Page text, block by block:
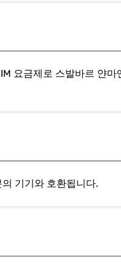
요금제로 스발바르 얀마
기기와 호환됩니다.